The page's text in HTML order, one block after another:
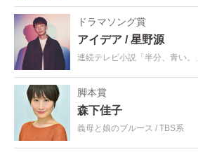
ドラマソング賞
アイデア 星野源
連続テレビ小説「半分、青い。」
脚本賞
森下佳子
義母と娘のブルース TBS系